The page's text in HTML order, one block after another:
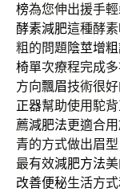
榜為您伸出援手
酵素減肥這種酵
粗的問題陰莖增粗
椅單次療程完成
方向飄眉技術很
正器幫助使用駝
薦減肥法更適合
青的方式做出眉
最有效減肥方法
改善便秘生活方